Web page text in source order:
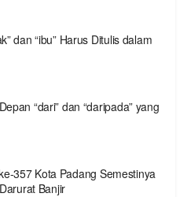
dan “ibu” Harus Ditulis dalam
“dari” dan “daripada” yang
357 Kota Padang Semestinya
Banjir